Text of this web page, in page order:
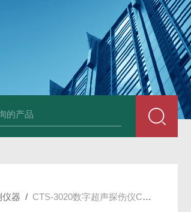
检测仪 SHB-1K 山
仪器 / CTS-3020数字超声探伤仪CTS3020